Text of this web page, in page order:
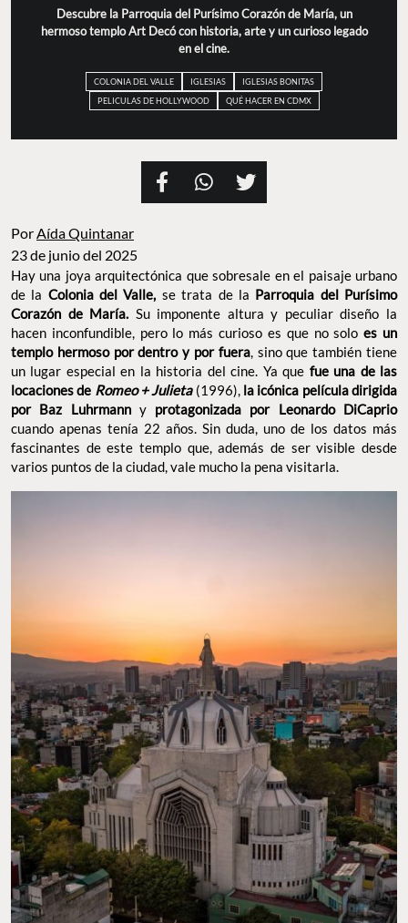
Descubre la Parroquia del Purísimo Corazón de María, un
hermoso templo Art Decó con historia, arte y un curioso legado
en el cine.
COLONIA DEL VALLE IGLESIAS
IGLESIAS BONITAS
PELICULAS DE HOLLYWOOD
QUÉ HACER EN CDMX
PorAída Quintanar
23 de junio del 2025
Hay una joya arquitectónica que sobresale en el paisaje urbano
de la Colonia del Valle, se trata de la Parroquia del Purísimo
Corazón de María. Su imponente altura y peculiar diseño la
hacen inconfundible, pero lo más curioso es que no soloes un
templo hermoso por dentro y por fuera, sino que también tiene
un lugar especial en la historia del cine. Ya que fue una de las
locaciones de Romeo + Julieta (1996), la icónica película dirigida
por Baz Luhrmann y protagonizada por Leonardo DiCaprio
cuando apenas tenía 22 años. Sin duda, uno de los datos más
fascinantes de este templo que, además de ser visible desde
varios puntos de la ciudad, vale mucho la pena visitarla.